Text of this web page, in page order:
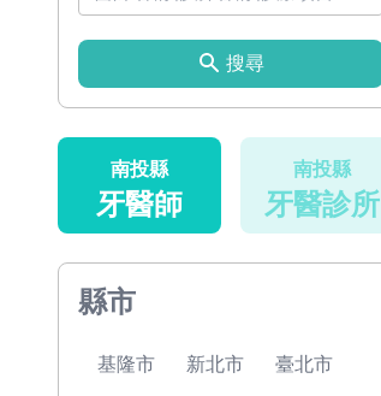
搜尋
南投縣
牙醫師
南投縣
牙醫診所
縣市
基隆市 新北市 臺北市